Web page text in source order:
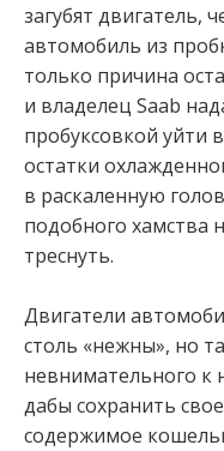
загубят двигатель,
автомобиль из
только причина
и владелец Saab
пробуксовкой уйти
остатки
в раскаленную
подобного хамства
треснуть.
Двигатели
столь «нежны», но
невнимательного к
дабы сохранить
содержимое